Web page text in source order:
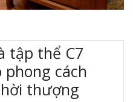
tập thể C7
phong cách
thượng